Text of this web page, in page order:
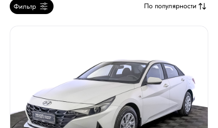
Фильтр По популярности